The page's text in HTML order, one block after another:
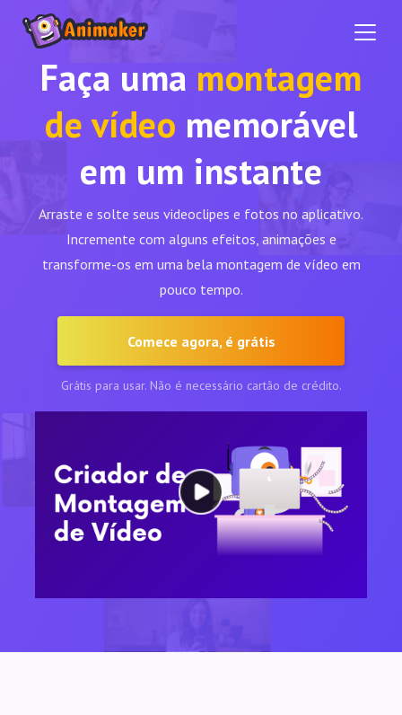
Faça uma montagem
de vídeo memorável
em um instante
Arraste e solte seus videoclipes e fotos no aplicativo.
Incremente com alguns efeitos, animações e
transforme-os em uma bela montagem de vídeo em
pouco tempo.
Comece agora, é grátis
Grátis para usar. Não é necessário cartão de crédito.